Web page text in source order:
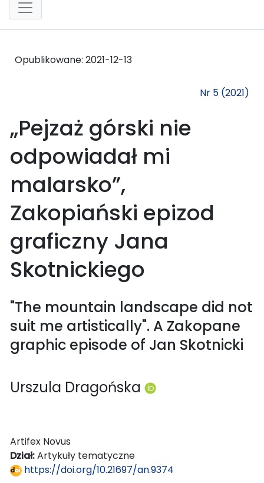
Opublikowane: 2021-12-13
Nr 5 (2021)
„Pejzaż górski nie
odpowiadał mi
malarsko”,
Zakopiański epizod
graficzny Jana
Skotnickiego
"The mountain landscape did not
suit me artistically". A Zakopane
graphic episode of Jan Skotnicki
Urszula Dragońska
Artifex Novus
Dział:Artykuły tematyczne
https://doi.org/10.21697/an.9374